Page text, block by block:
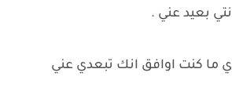
بعيد عني .
ما كنت اوافق انك تبعدي عني